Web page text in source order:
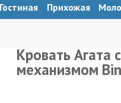
Гостиная Прихожая
Кровать Агата
механизмом